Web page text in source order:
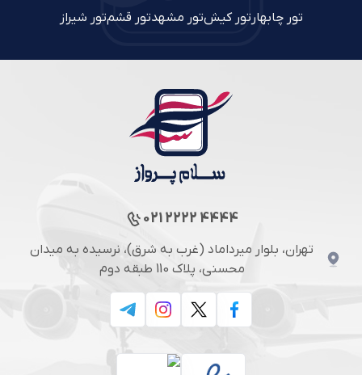
تور چابهار تور کیشتور مشهدتور قشمتور شیراز
021 2222 4444
تهران، بلوار میرداماد (غرب به شرق)، نرسیده به میدان
محسنی، پلاک 110 طبقه دوم